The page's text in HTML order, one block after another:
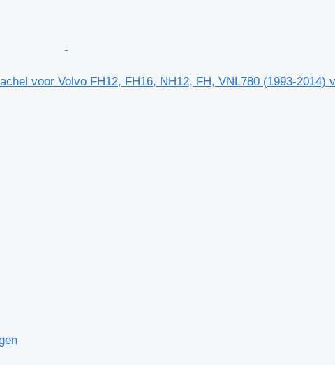
voor Volvo FH12, FH16, NH12, FH, VNL780 (1993-2014)